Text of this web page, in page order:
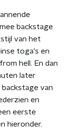
backstage
van het
toga's en
hell. En dan
later
van
en
eerste
hieronder.